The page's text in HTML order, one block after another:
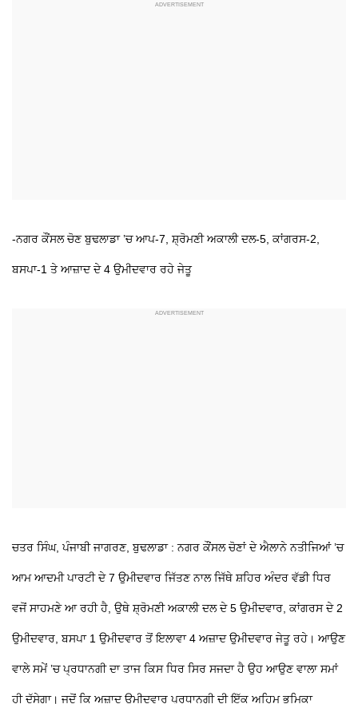
-ਨਗਰ ਕੌਂਸਲ ਚੋਣ ਬੁਢਲਾਡਾ ’ਚ ਆਪ-7, ਸ਼੍ਰੋਮਣੀ ਅਕਾਲੀ ਦਲ-5, ਕਾਂਗਰਸ-2,
ਬਸਪਾ-1 ਤੇ ਆਜ਼ਾਦ ਦੇ 4 ਉਮੀਦਵਾਰ ਰਹੇ ਜੇਤੂ
ਚਤਰ ਸਿੰਘ, ਪੰਜਾਬੀ ਜਾਗਰਣ, ਬੁਢਲਾਡਾ : ਨਗਰ ਕੌਂਸਲ ਚੋਣਾਂ ਦੇ ਐਲਾਨੇ ਨਤੀਜਿਆਂ ’ਚ
ਆਮ ਆਦਮੀ ਪਾਰਟੀ ਦੇ 7 ਉਮੀਦਵਾਰ ਜਿੱਤਣ ਨਾਲ ਜਿੱਥੇ ਸ਼ਹਿਰ ਅੰਦਰ ਵੱਡੀ ਧਿਰ
ਵਜੋਂ ਸਾਹਮਣੇ ਆ ਰਹੀ ਹੈ, ਉਥੇ ਸ਼੍ਰੋਮਣੀ ਅਕਾਲੀ ਦਲ ਦੇ 5 ਉਮੀਦਵਾਰ, ਕਾਂਗਰਸ ਦੇ 2
ਉਮੀਦਵਾਰ, ਬਸਪਾ 1 ਉਮੀਦਵਾਰ ਤੋਂ ਇਲਾਵਾ 4 ਅਜ਼ਾਦ ਉਮੀਦਵਾਰ ਜੇਤੂ ਰਹੇ। ਆਉਣ
ਵਾਲੇ ਸਮੇਂ ’ਚ ਪ੍ਰਧਾਨਗੀ ਦਾ ਤਾਜ ਕਿਸ ਧਿਰ ਸਿਰ ਸਜਦਾ ਹੈ ਉਹ ਆਉਣ ਵਾਲਾ ਸਮਾਂ
ਹੀ ਦੱਸੇਗਾ। ਜਦੋਂ ਕਿ ਅਜ਼ਾਦ ਉਮੀਦਵਾਰ ਪ੍ਰਧਾਨਗੀ ਦੀ ਇੱਕ ਅਹਿਮ ਭੂਮਿਕਾ